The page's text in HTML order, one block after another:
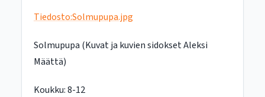
Tiedosto:Solmupupa.jpg
Solmupupa (Kuvat ja kuvien sidokset Aleksi
Määttä)
Koukku: 8-12